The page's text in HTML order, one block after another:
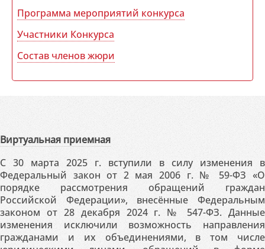
Программа мероприятий конкурса
Участники Конкурса
Состав членов жюри
Виртуальная приемная
С 30 марта 2025 г. вступили в силу изменения в
Федеральный закон от 2 мая 2006 г. № 59-ФЗ «О
порядке рассмотрения обращений граждан
Российской Федерации», внесённые Федеральным
законом от 28 декабря 2024 г. № 547-ФЗ. Данные
изменения исключили возможность направления
гражданами и их объединениями, в том числе